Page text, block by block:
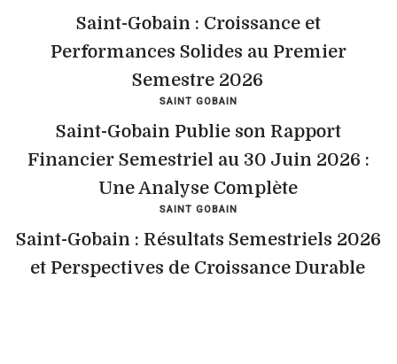
Saint-Gobain : Croissance et
Performances Solides au Premier
Semestre 2026
SAINT GOBAIN
Saint-Gobain Publie son Rapport
Financier Semestriel au 30 Juin 2026 :
Une Analyse Complète
SAINT GOBAIN
Saint-Gobain : Résultats Semestriels 2026
et Perspectives de Croissance Durable